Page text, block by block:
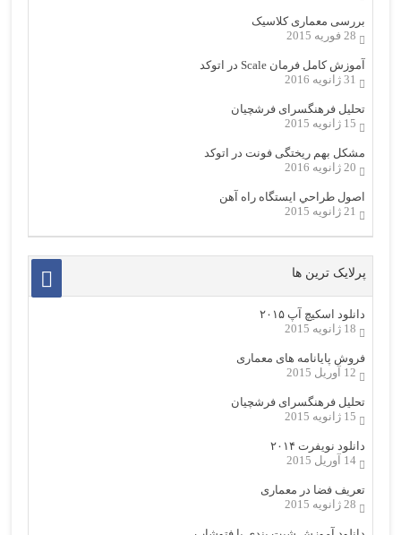
بررسی معماری کلاسیک
28 فوریه 2015
آموزش کامل فرمان Scale در اتوکد
31 ژانویه 2016
تحلیل فرهنگسرای فرشچیان
15 ژانویه 2015
مشکل بهم ریختگی فونت در اتوکد
20 ژانویه 2016
اصول طراحي ایستگاه راه آهن
21 ژانویه 2015
پرلایک ترین ها
دانلود اسکیچ آپ ۲۰۱۵
18 ژانویه 2015
فروش پایانامه های معماری
12 آوریل 2015
تحلیل فرهنگسرای فرشچیان
15 ژانویه 2015
دانلود نویفرت ۲۰۱۴
14 آوریل 2015
تعریف فضا در معماری
28 ژانویه 2015